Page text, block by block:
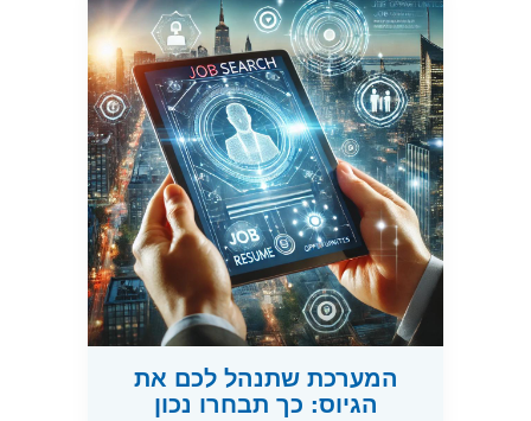
המערכת שתנהל לכם את
הגיוס: כך תבחרו נכון